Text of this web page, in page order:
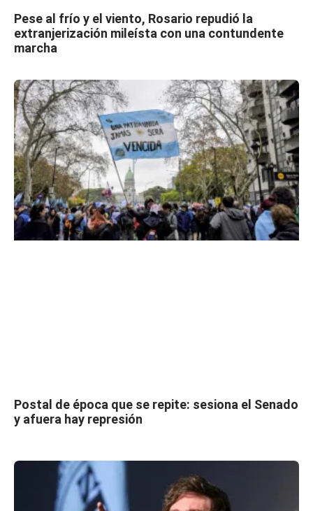
Pese al frío y el viento, Rosario repudió la
extranjerización mileísta con una contundente
marcha
Postal de época que se repite: sesiona el Senado
y afuera hay represión